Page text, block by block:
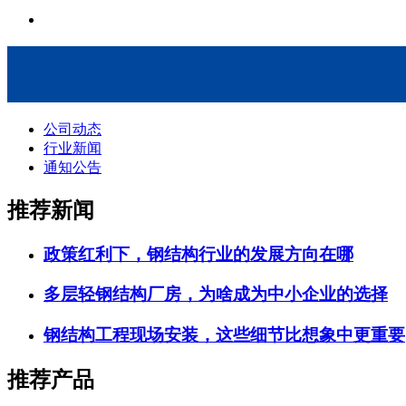
公司动态
行业新闻
通知公告
推荐新闻
政策红利下，钢结构行业的发展方向在哪
多层轻钢结构厂房，为啥成为中小企业的选择
钢结构工程现场安装，这些细节比想象中更重要
推荐产品